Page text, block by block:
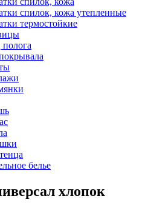
спилок, кожа утепленные
термостойкие
белье
хлопок